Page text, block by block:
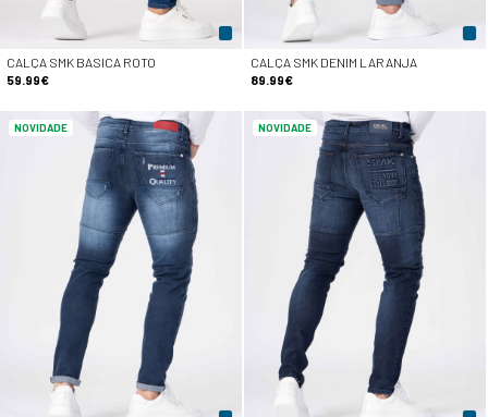
CALÇA SMK BASICA ROTO
59.99€
CALÇA SMK DENIM LARANJA
89.99€
NOVIDADE NOVIDADE